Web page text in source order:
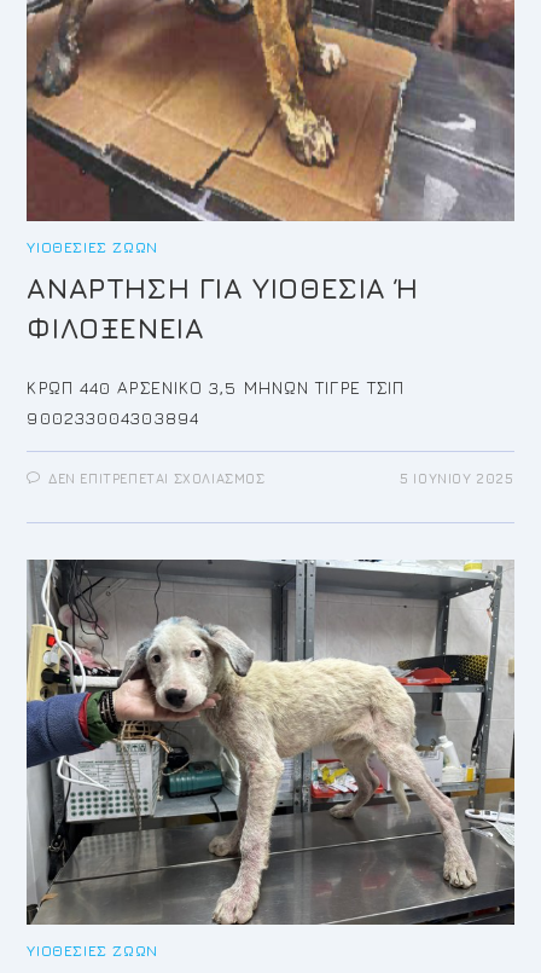
ΥΙΟΘΕΣΊΕΣ ΖΏΩΝ
ΑΝΑΡΤΗΣΗ ΓΙΑ ΥΙΟΘΕΣΙΑ Ή
ΦΙΛΟΞΕΝΕΙΑ
ΚΡΩΠ 440 ΑΡΣΕΝΙΚΟ 3,5 ΜΗΝΩΝ ΤΙΓΡΕ ΤΣΙΠ
900233004303894
ΔΕΝ ΕΠΙΤΡΈΠΕΤΑΙ ΣΧΟΛΙΑΣΜΌΣΣΤΟ
ΥΙΟΘΕΣΙΑ
ΙΛΟΞΕΝΕΙΑ
5 ΙΟΥΝΊΟΥ 2025
ΥΙΟΘΕΣΊΕΣ ΖΏΩΝ